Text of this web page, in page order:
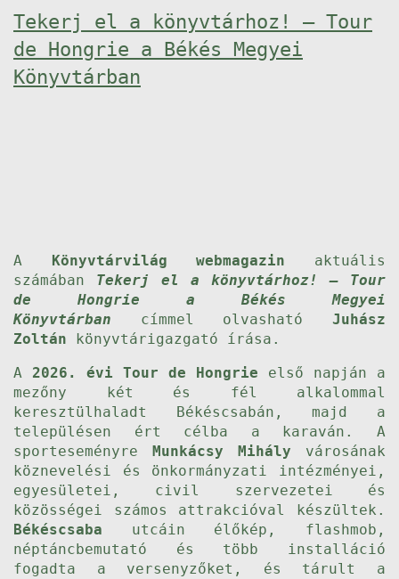
Tekerj el a könyvtárhoz! – Tour
de Hongrie a Békés Megyei
Könyvtárban
A Könyvtárvilág webmagazin aktuális
számában Tekerj el a könyvtárhoz! – Tour
de Hongrie a Békés Megyei
Könyvtárban címmel olvasható Juhász
Zoltán könyvtárigazgató írása.
A 2026. évi Tour de Hongrie első napján a
mezőny két és fél alkalommal
keresztülhaladt Békéscsabán, majd a
településen ért célba a karaván. A
sporteseményre Munkácsy Mihály városának
köznevelési és önkormányzati intézményei,
egyesületei, civil szervezetei és
közösségei számos attrakcióval készültek.
Békéscsaba utcáin élőkép, flashmob,
néptáncbemutató és több installáció
fogadta a versenyzőket, és tárult a